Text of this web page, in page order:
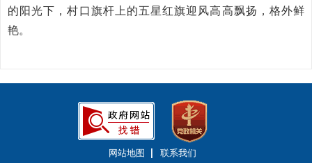
的阳光下，村口旗杆上的五星红旗迎风高高飘扬，格外鲜
艳。
网站地图 联系我们